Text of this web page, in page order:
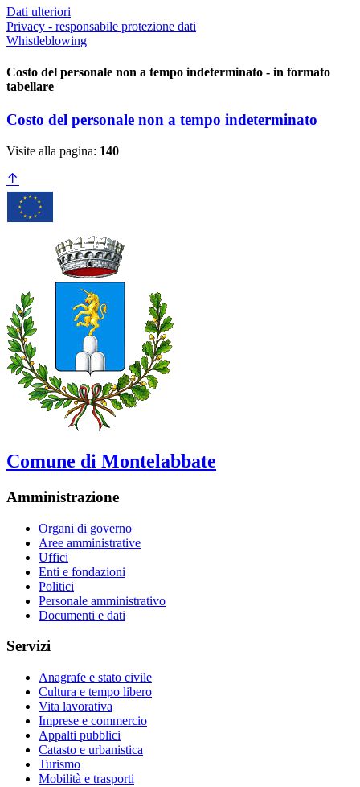
Dati ulteriori
Privacy - responsabile protezione dati
Whistleblowing
Costo del personale non a tempo indeterminato - in formato
tabellare
Costo del personale non a tempo indeterminato
Visite alla pagina: 140
Comune di Montelabbate
Amministrazione
Organi di governo
Aree amministrative
Uffici
Enti e fondazioni
Politici
Personale amministrativo
Documenti e dati
Servizi
Anagrafe e stato civile
Cultura e tempo libero
Vita lavorativa
Imprese e commercio
Appalti pubblici
Catasto e urbanistica
Turismo
Mobilità e trasporti